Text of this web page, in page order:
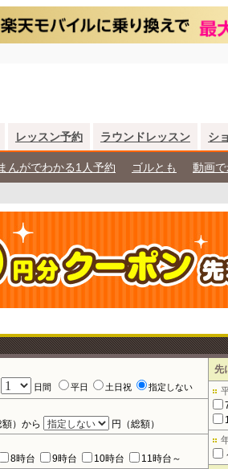
レッスン予約 ラウンドレッスン シ
まんがでわかる1人予約 ゴルとも 動画
日間 平日 土日祝 指定しない
額）から
円（総額）
8時台 9時台 10時台
11時台～
先